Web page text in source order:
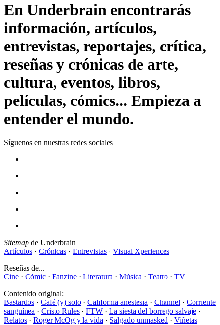
En Underbrain encontrarás
información, artículos,
entrevistas, reportajes, crítica,
reseñas y crónicas de arte,
cultura, eventos, libros,
películas, cómics... Empieza a
entender el mundo.
Síguenos en nuestras redes sociales
Sitemap de Underbrain
Artículos · Crónicas · Entrevistas · Visual Xperiences
Reseñas de...
Cine · Cómic · Fanzine · Literatura · Música · Teatro · TV
Contenido original:
Bastardos · Café (y) solo · California anestesia · Channel · Corriente
sanguínea · Cristo Rules · FTW · La siesta del borrego salvaje ·
Relatos · Roger McOg y la vida · Salgado unmasked · Viñetas